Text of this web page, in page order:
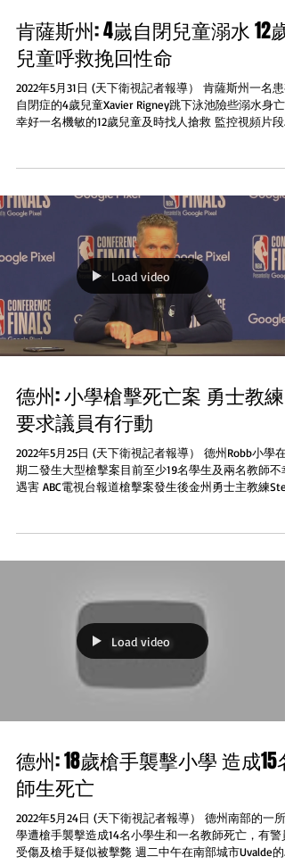
肯薩斯州: 4嵗自閉兒童溺水 12歲
兒童呼救挽回性命
2022年5月31日 (天下衛視記者報導） 肯薩斯州一名患
自閉症的4歲兒童Xavier Rigney跳下泳池險些溺水身亡
幸好一名機敏的12歲兒童及時找人搶救 監控視頻片段
Load video
德州: 小學槍擊死亡案 勇士教練
要求議員有行動
2022年5月25日 (天下衛視記者報導） 德州Robb小學在
期二發生大型槍擊案目前至少19名學生及兩名教師不幸
遇害 ABC電視台報道槍擊案發生後金州勇士主教練
Load video
德州: 18歲槍手襲擊小學 造成15名
師生死亡
2022年5月24日 (天下衛視記者報導） 德州南部的一所
學遭槍手襲擊造成14名小學生和一名教師死亡，有警員
受傷及槍手疑似被擊斃 週二中午在南部城市Uvalde的